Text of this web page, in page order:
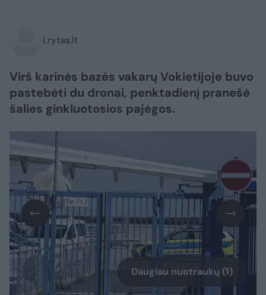
Lrytas.lt
Virš karinės bazės vakarų Vokietijoje buvo
pastebėti du dronai, penktadienį pranešė
šalies ginkluotosios pajėgos.
Daugiau nuotraukų (1)